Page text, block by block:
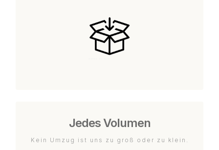
Jedes Volumen
Kein Umzug ist uns zu groß oder zu klein.